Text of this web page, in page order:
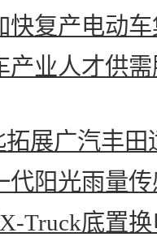
快复产电动
产业人才供
展广汽丰
代阳光雨量
Truck底置